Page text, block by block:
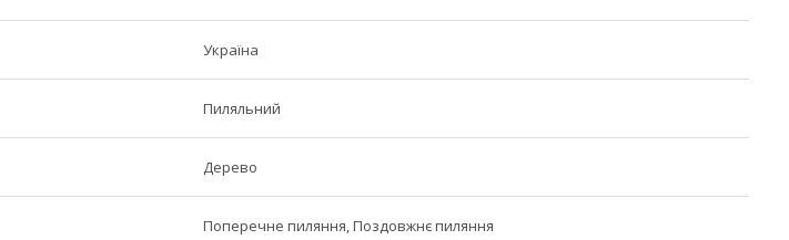
Україна
Пиляльний
Дерево
Поперечне пиляння, Поздовжнє пиляння